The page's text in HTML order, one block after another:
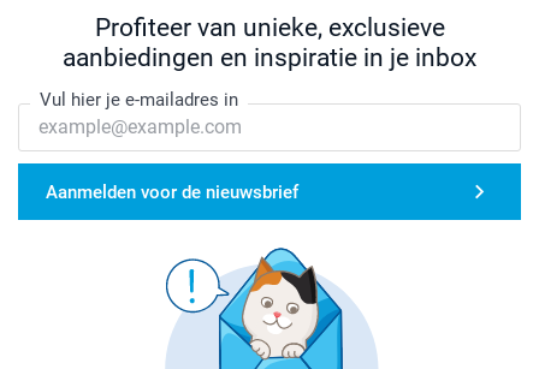
Profiteer van unieke, exclusieve
aanbiedingen en inspiratie in je inbox
Vul hier je e-mailadres in
Aanmelden voor de nieuwsbrief